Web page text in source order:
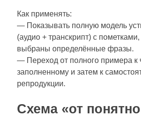
Как применять:
— Показывать полную модель
(аудио + транскрипт) с
выбраны определённые фразы.
— Переход от полного примера к
заполненному и затем к
репродукции.
Схема «от